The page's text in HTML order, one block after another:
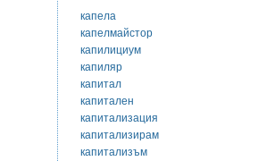
капела
капелмайстор
капилициум
капиляр
капитал
капитален
капитализация
капитализирам
капитализъм